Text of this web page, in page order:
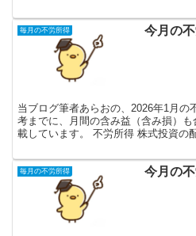
毎月の不労所得 今月の
当ブログ筆者あらおの、2026年1月の
考までに、月間の含み益（含み損）
載しています。 不労所得 株式投資の
毎月の不労所得 今月の